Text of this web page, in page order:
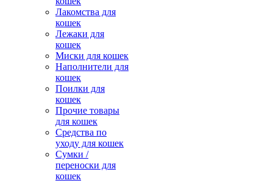
Лакомства для
кошек
Лежаки для
кошек
Миски для кошек
Наполнители для
кошек
Поилки для
кошек
Прочие товары
для кошек
Средства по
уходу для кошек
Сумки /
переноски для
кошек